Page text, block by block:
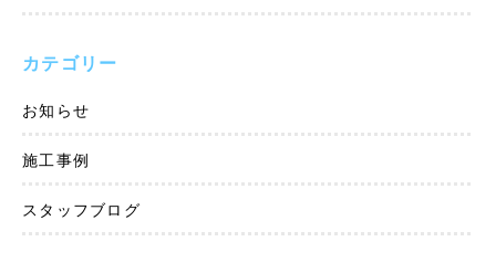
カテゴリー
お知らせ
施工事例
スタッフブログ